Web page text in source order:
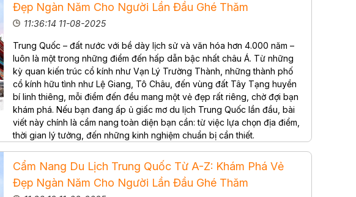
Đẹp Ngàn Năm Cho Người Lần Đầu Ghé Thăm
11:36:14 11-08-2025
Trung Quốc – đất nước với bề dày lịch sử và văn hóa hơn 4.000 năm –
luôn là một trong những điểm đến hấp dẫn bậc nhất châu Á. Từ những
kỳ quan kiến trúc cổ kính như Vạn Lý Trường Thành, những thành phố
cổ kính hữu tình như Lệ Giang, Tô Châu, đến vùng đất Tây Tạng huyền
bí linh thiêng, mỗi điểm đến đều mang một vẻ đẹp rất riêng, chờ đợi bạn
khám phá. Nếu bạn đang ấp ủ giấc mơ du lịch Trung Quốc lần đầu, bài
viết này chính là cẩm nang toàn diện bạn cần: từ việc lựa chọn địa điểm,
thời gian lý tưởng, đến những kinh nghiệm chuẩn bị cần thiết.
Cẩm Nang Du Lịch Trung Quốc Từ A-Z: Khám Phá Vẻ
Đẹp Ngàn Năm Cho Người Lần Đầu Ghé Thăm